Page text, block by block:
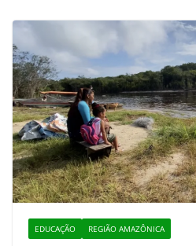
EDUCAÇÃO REGIÃO AMAZÔNICA